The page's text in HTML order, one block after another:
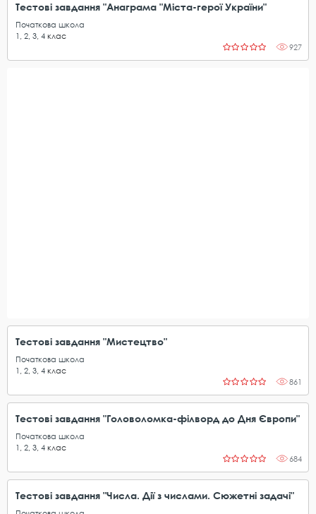
Тестові завдання "Анаграма "Міста-герої України"
Початкова школа
1
2 3 4 клас
927
Тестові завдання "Мистецтво"
Початкова школа
1
2 3 4 клас
861
Тестові завдання "Головоломка-філворд до Дня Європи"
Початкова школа
1
2 3 4 клас
684
Тестові завдання "Числа. Дії з числами. Сюжетні задачі"